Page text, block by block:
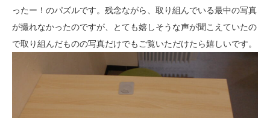
ったー！のパズルです。残念ながら、取り組んでいる最中の写真
が撮れなかったのですが、とても嬉しそうな声が聞こえていたの
で取り組んだものの写真だけでもご覧いただけたら嬉しいです。